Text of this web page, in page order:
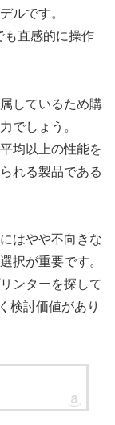
ルです。
も直感的に操作
しているため購
でしょう。
均以上の性能を
れる製品である
はやや不向きな
択が重要です。
ンターを探して
検討価値があり